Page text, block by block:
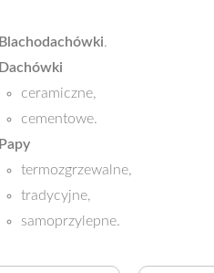
Blachodachówki.
Dachówki
ceramiczne,
cementowe.
Papy
termozgrzewalne,
tradycyjne,
samoprzylepne.